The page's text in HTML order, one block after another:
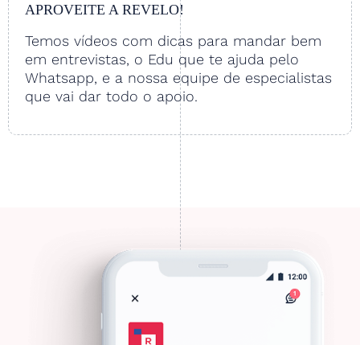
APROVEITE A REVELO!
Temos vídeos com dicas para mandar bem
em entrevistas, o Edu que te ajuda pelo
Whatsapp, e a nossa equipe de especialistas
que vai dar todo o apoio.